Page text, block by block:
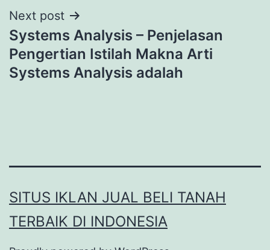
Next post
Systems Analysis – Penjelasan
Pengertian Istilah Makna Arti
Systems Analysis adalah
SITUS IKLAN JUAL BELI TANAH
TERBAIK DI INDONESIA